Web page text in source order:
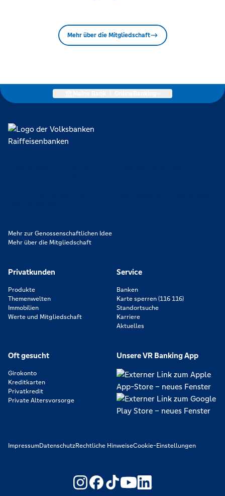
Mehr über die Mitgliedschaft
Mehr zur Genossenschaftlichen Idee
Mehr über die Mitgliedschaft
Privatkunden
Produkte
Themenwelten
Immobilien
Werte und Mitgliedschaft
Service
Banken
Karte sperren (116 116)
Standortsuche
Karriere
Aktuelles
Oft gesucht
Girokonto
Kreditkarten
Privatkredit
Private Altersvorsorge
Unsere VR Banking App
ImpressumDatenschutzRechtliche HinweiseCookie-Einstellungen
https://www.youtube.com/
https://